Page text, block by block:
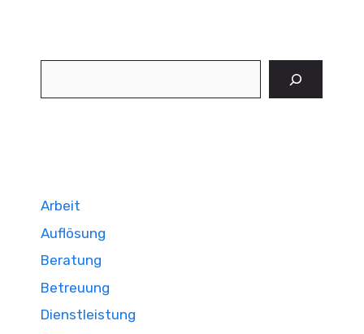
Arbeit
Auflösung
Beratung
Betreuung
Dienstleistung